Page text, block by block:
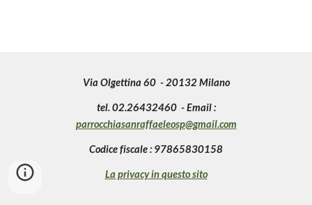
Via Olgettina 60 - 20132 Milano
tel. 02.26432460 - Email :
parrocchiasanraffaeleosp@gmail.com
Codice fiscale : 97865830158
La privacy in questo sito